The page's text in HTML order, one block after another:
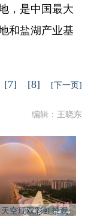
，是中国最大
和盐湖产业基
[7] [8] [下一页]
编辑：王晓东
空现双彩虹景观